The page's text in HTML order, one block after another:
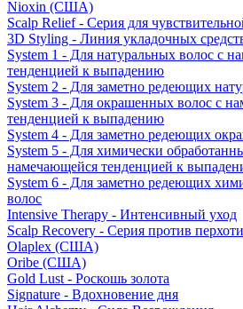
Nioxin (США)
Scalp Relief - Серия для
3D Styling - Линия укладочных
System 1 - Для натуральных волос с
тенденцией к выпадению
System 2 - Для заметно редеющих
System 3 - Для окрашенных волос с
тенденцией к выпадению
System 4 - Для заметно редеющих
System 5 - Для химически
намечающейся тенденцией к
System 6 - Для заметно редеющих
волос
Intensive Therapy - Интенсивный уход
Scalp Recovery - Серия против перхоти
Olaplex (США)
Oribe (США)
Gold Lust - Роскошь золота
Signature - Вдохновение дня